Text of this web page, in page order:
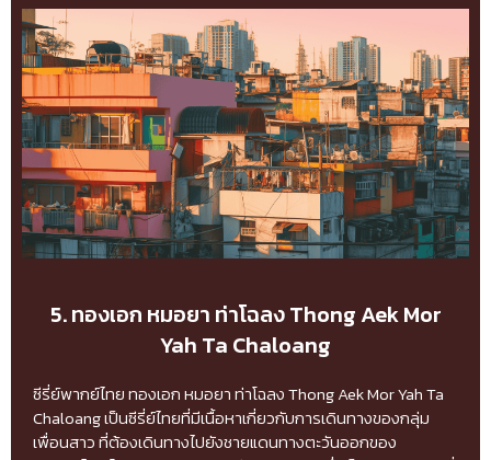
5. ทองเอก หมอยา ท่าโฉลง Thong Aek Mor
Yah Ta Chaloang
ซีรี่ย์พากย์ไทย ทองเอก หมอยา ท่าโฉลง Thong Aek Mor Yah Ta
Chaloang เป็นซีรี่ย์ไทยที่มีเนื้อหาเกี่ยวกับการเดินทางของกลุ่ม
เพื่อนสาว ที่ต้องเดินทางไปยังชายแดนทางตะวันออกของ